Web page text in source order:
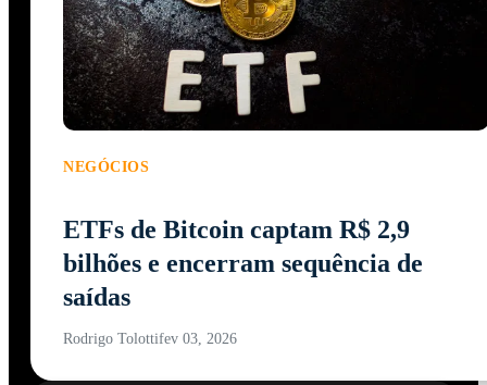
NEGÓCIOS
ETFs de Bitcoin captam R$ 2,9
bilhões e encerram sequência de
saídas
Rodrigo Tolottifev 03, 2026